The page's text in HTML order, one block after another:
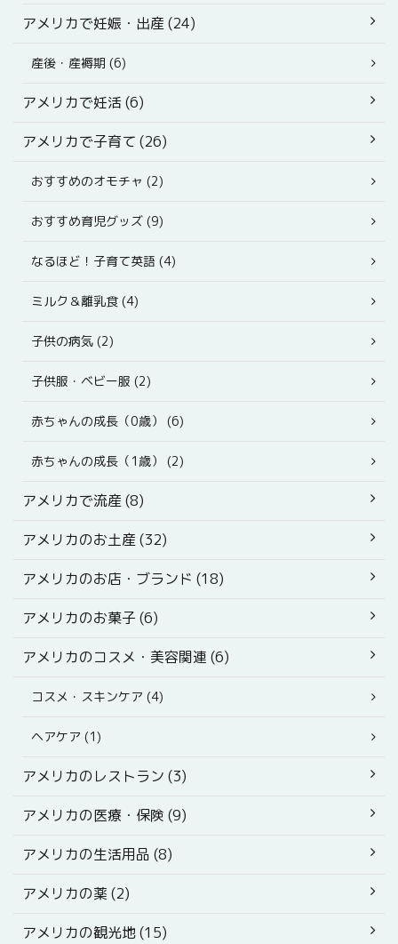
アメリカで妊娠・出産 (24)
産後・産褥期 (6)
アメリカで妊活 (6)
アメリカで子育て (26)
おすすめのオモチャ (2)
おすすめ育児グッズ (9)
なるほど！子育て英語 (4)
ミルク＆離乳食 (4)
子供の病気 (2)
子供服・ベビー服 (2)
赤ちゃんの成長（0歳） (6)
赤ちゃんの成長（1歳） (2)
アメリカで流産 (8)
アメリカのお土産 (32)
アメリカのお店・ブランド (18)
アメリカのお菓子 (6)
アメリカのコスメ・美容関連 (6)
コスメ・スキンケア (4)
ヘアケア (1)
アメリカのレストラン (3)
アメリカの医療・保険 (9)
アメリカの生活用品 (8)
アメリカの薬 (2)
アメリカの観光地 (15)